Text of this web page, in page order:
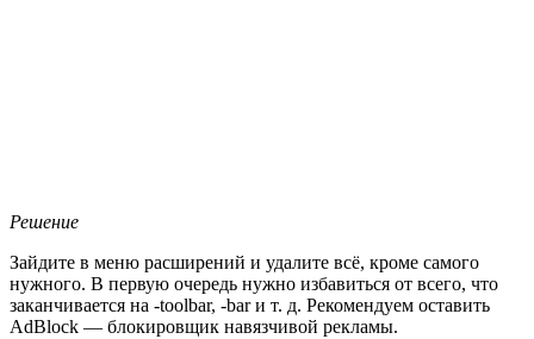
Решение
Зайдите в меню расширений и удалите всё, кроме самого
нужного. В первую очередь нужно избавиться от всего, что
заканчивается на -toolbar, -bar и т. д. Рекомендуем оставить
AdBlock — блокировщик навязчивой рекламы.